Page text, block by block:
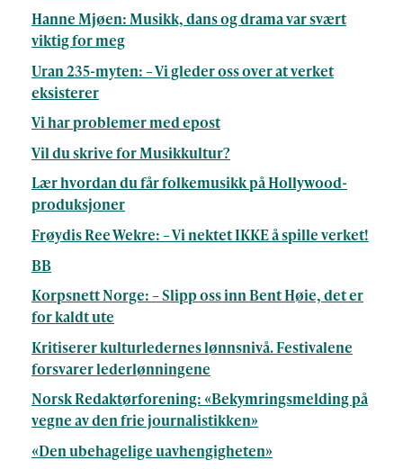
Hanne Mjøen: Musikk, dans og drama var svært
viktig for meg
Uran 235-myten: – Vi gleder oss over at verket
eksisterer
Vi har problemer med epost
Vil du skrive for Musikkultur?
Lær hvordan du får folkemusikk på Hollywood-
produksjoner
Frøydis Ree Wekre: – Vi nektet IKKE å spille verket!
BB
Korpsnett Norge: – Slipp oss inn Bent Høie, det er
for kaldt ute
Kritiserer kulturledernes lønnsnivå. Festivalene
forsvarer lederlønningene
Norsk Redaktørforening: «Bekymringsmelding på
vegne av den frie journalistikken»
«Den ubehagelige uavhengigheten»